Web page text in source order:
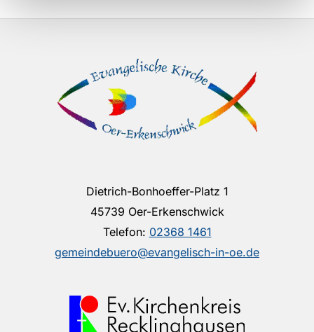
Dietrich-Bonhoeffer-Platz 1
45739 Oer-Erkenschwick
Telefon: 02368 1461
gemeindebuero@evangelisch-in-oe.de